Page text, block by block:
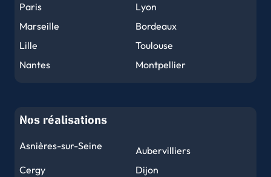
Paris
Lyon
Marseille
Bordeaux
Lille
Toulouse
Nantes
Montpellier
Le Havre
Grenoble
Nos réalisations
Asnières-sur-Seine
Aubervilliers
Cergy
Dijon